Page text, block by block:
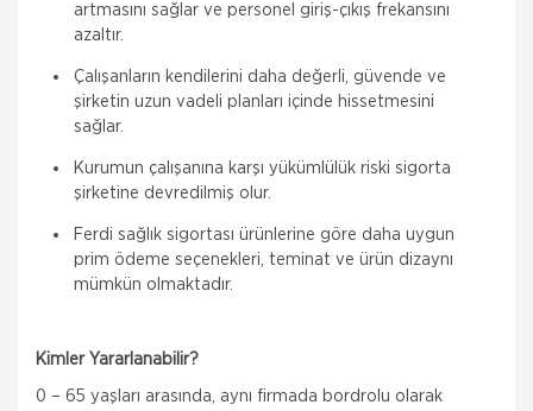
artmasını sağlar ve personel giriş-çıkış frekansını
azaltır.
Çalışanların kendilerini daha değerli, güvende ve
şirketin uzun vadeli planları içinde hissetmesini
sağlar.
Kurumun çalışanına karşı yükümlülük riski sigorta
şirketine devredilmiş olur.
Ferdi sağlık sigortası ürünlerine göre daha uygun
prim ödeme seçenekleri, teminat ve ürün dizaynı
mümkün olmaktadır.
Kimler Yararlanabilir?
0 – 65 yaşları arasında, aynı firmada bordrolu olarak
Quick Sigorta
Zorunlu Deprem Sigortası